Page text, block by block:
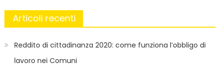
Articoli recenti
Reddito di cittadinanza 2020: come funziona l’obbligo di
lavoro nei Comuni